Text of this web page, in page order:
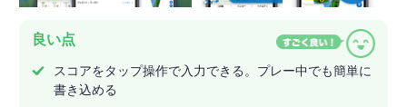
良い点
スコアをタップ操作で入力できる。プレー中でも簡単に
書き込める